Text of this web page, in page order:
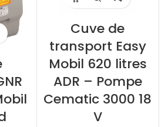
Cuve de
transport Easy
Mobil 620 litres
ADR – Pompe
Cematic 3000 18
V